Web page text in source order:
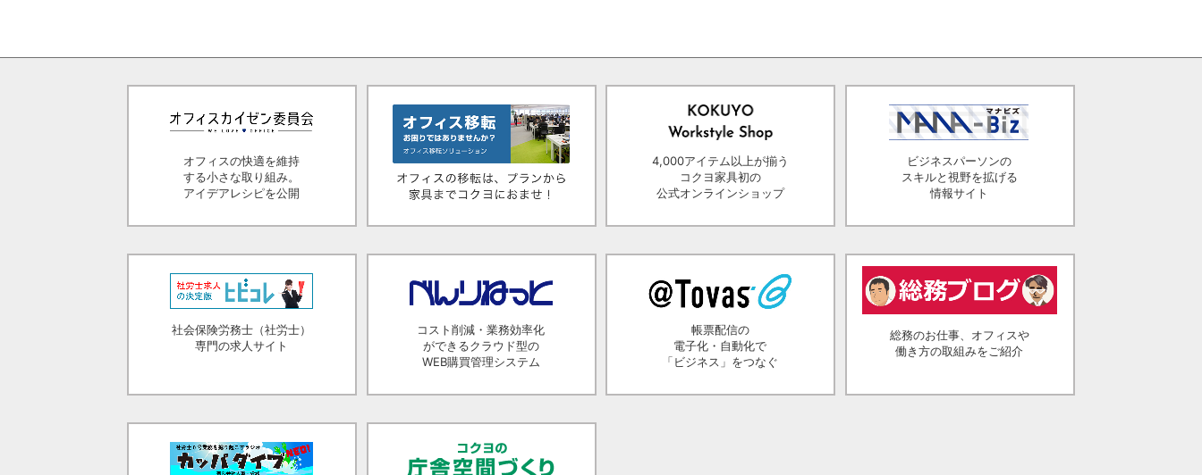
オフィスの快適を維持
する小さな取り組み。
アイデアレシピを公開
4,000アイテム以上が揃う
コクヨ家具初の
公式オンラインショップ
ビジネスパーソンの
スキルと視野を拡げる
情報サイト
社会保険労務士（社労士）
専門の求人サイト
コスト削減・業務効率化
ができるクラウド型の
WEB購買管理システム
帳票配信の
電子化・自動化で
「ビジネス」をつなぐ
総務のお仕事、オフィスや
働き方の取組みをご紹介